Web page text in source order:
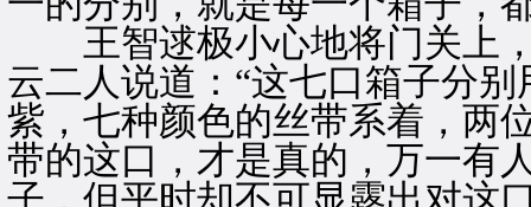
王智逑极小心地将门关上，
云二人说道：“这七口箱子分
紫，七种颜色的丝带系着，两
带的这口，才是真的，万一有